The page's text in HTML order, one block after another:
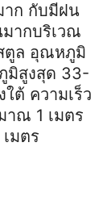
าก กับมีฝน
ากบริเวณ
ตูล อุณหภูมิ
มิสูงสุด 33-
ต้ ความเร็ว
าณ 1 เมตร
มตร